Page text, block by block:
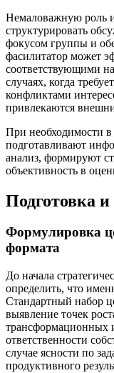
Немаловажную роль
структурировать
фокусом группы и
фасилитатор может
соответствующими
случаях, когда
конфликтами
привлекаются
При необходимости
подготавливают
анализ, формируют
объективность в
Подготовка и
Формулировка
формата
До начала
определить, что
Стандартный набор
выявление точек
трансформационных
ответственности
случае ясности по
продуктивного